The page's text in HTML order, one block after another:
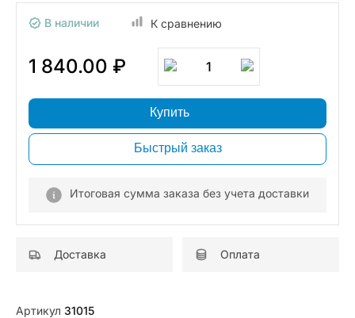
В наличии К сравнению
1 840.00 ₽ 1
Купить
Быстрый заказ
Итоговая сумма заказа без учета доставки
Доставка Оплата
Артикул 31015